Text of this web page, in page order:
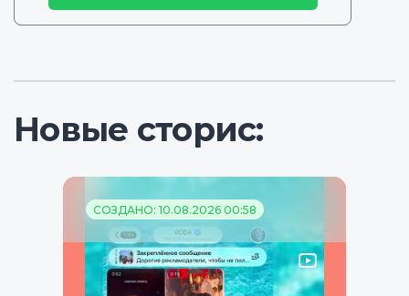
Новые сторис:
СОЗДАНО: 10.08.2026 00:58